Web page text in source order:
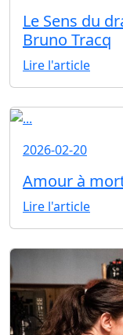
Le Sens du
Bruno Tracq
Lire l'article
2026-02-20
Amour à
Lire l'article